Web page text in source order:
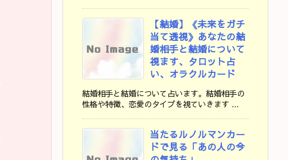
【結婚】《未来をガチ
当て透視》あなたの結
婚相手と結婚について
視ます、タロット占
い、オラクルカード
結婚相手と結婚について占います。結婚相手の
性格や特徴、恋愛のタイプを視ていきます ...
当たるルノルマンカー
ドで見る「あの人の今